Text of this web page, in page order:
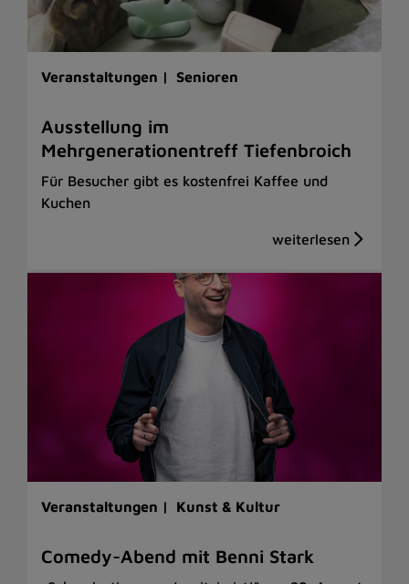
Veranstaltungen | Senioren
Ausstellung im
Mehrgenerationentreff Tiefenbroich
Für Besucher gibt es kostenfrei Kaffee und
Kuchen
Veranstaltungen | Kunst & Kultur
Comedy-Abend mit Benni Stark